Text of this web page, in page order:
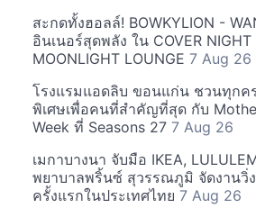
สะกดทั้งฮอลล์! BOWKYLION -
อินเนอร์สุดพลัง ใน COVER NIGHT
MOONLIGHT LOUNGE 7 Aug 26
โรงแรมแอดลิบ ขอนแก่น ชวนทุกค
พิเศษเพื่อคนที่สำคัญที่สุด กับ
Week ที่ Seasons 27 7 Aug 26
เมกาบางนา จับมือ IKEA,
พยาบาลพริ้นซ์ สุวรรณภูมิ จัดงานวิ่ง
ครั้งแรกในประเทศไทย 7 Aug 26